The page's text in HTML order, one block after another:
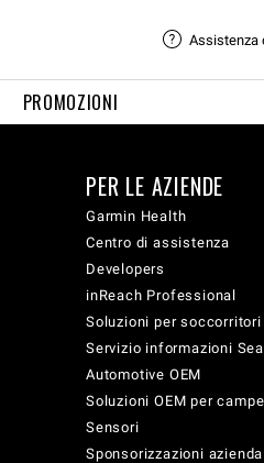
PROMOZIONI
Assistenza
PER LE AZIENDE
Garmin Health
Centro di assistenza
Developers
inReach Professional
Soluzioni per
Servizio informazioni
Automotive OEM
Soluzioni OEM per
Sensori
Sponsorizzazioni